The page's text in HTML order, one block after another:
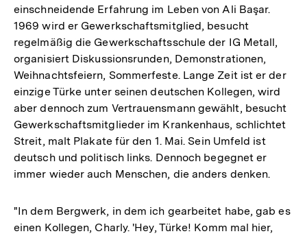
einschneidende Erfahrung im Leben von Ali Başar.
1969 wird er Gewerkschaftsmitglied, besucht
regelmäßig die Gewerkschaftsschule der IG Metall,
organisiert Diskussionsrunden, Demonstrationen,
Weihnachtsfeiern, Sommerfeste. Lange Zeit ist er der
einzige Türke unter seinen deutschen Kollegen, wird
aber dennoch zum Vertrauensmann gewählt, besucht
Gewerkschaftsmitglieder im Krankenhaus, schlichtet
Streit, malt Plakate für den 1. Mai. Sein Umfeld ist
deutsch und politisch links. Dennoch begegnet er
immer wieder auch Menschen, die anders denken.
"In dem Bergwerk, in dem ich gearbeitet habe, gab es
einen Kollegen, Charly. 'Hey, Türke! Komm mal hier,